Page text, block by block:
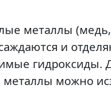
металлы
и
гидроксиды.
металлы можно